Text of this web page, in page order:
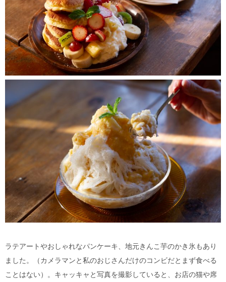
ラテアートやおしゃれなパンケーキ、地元きんこ芋のかき氷もあり
ました。（カメラマンと私のおじさんだけのコンビだとまず食べる
ことはない）。キャッキャと写真を撮影していると、お店の猫や席